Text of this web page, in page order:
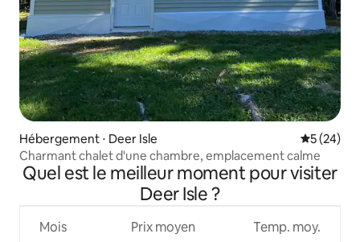
Hébergement ⋅ Deer Isle
5 (24)
Charmant chalet d'une chambre, emplacement calme
Quel est le meilleur moment pour visiter
Deer Isle ?
Mois Prix moyen Temp. moy.